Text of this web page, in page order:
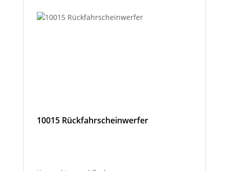
10015 Rückfahrscheinwerfer